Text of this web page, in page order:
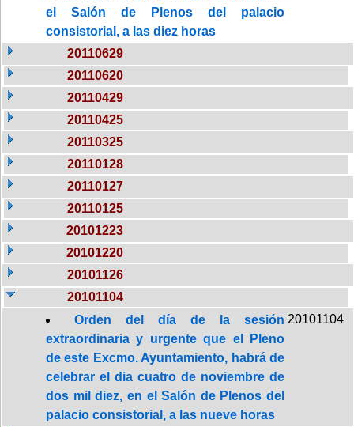
el Salón de Plenos del palacio
consistorial, a las diez horas
20110629
20110620
20110429
20110425
20110325
20110128
20110127
20110125
20101223
20101220
20101126
20101104
Orden del día de la sesión
extraordinaria y urgente que el Pleno
de este Excmo. Ayuntamiento, habrá de
celebrar el dia cuatro de noviembre de
dos mil diez, en el Salón de Plenos del
palacio consistorial, a las nueve horas
20101104